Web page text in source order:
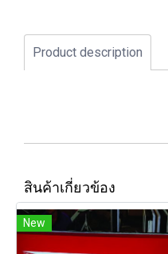
Product description
สินค้าเกี่ยวข้อง
New